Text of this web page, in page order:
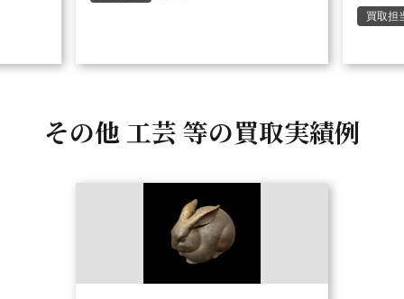
買取担
その他 工芸 等の買取実績例